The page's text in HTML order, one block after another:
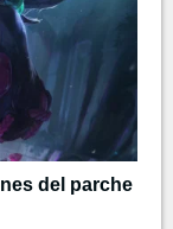
del parche